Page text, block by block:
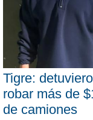
Tigre:
robar más de
de camiones